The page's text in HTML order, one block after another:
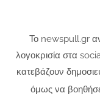
Το newspull.gr
λογοκρισία στα
κατεβάζουν
όμως να